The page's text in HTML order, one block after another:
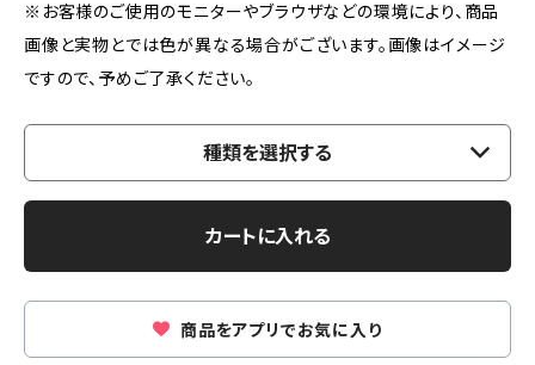
※お客様のご使用のモニターやブラウザなどの環境により、商品
画像と実物とでは色が異なる場合がございます。画像はイメージ
ですので、予めご了承ください。
種類を選択する
カートに入れる
商品をアプリでお気に入り